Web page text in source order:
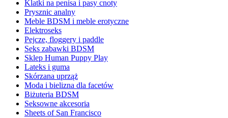
Klatki na penisa i pasy cnoty
Prysznic analny
Meble BDSM i meble erotyczne
Elektroseks
Pejcze, floggery i paddle
Seks zabawki BDSM
Sklep Human Puppy Play
Lateks i guma
Skórzana uprząż
Moda i bielizna dla facetów
Biżuteria BDSM
Seksowne akcesoria
Sheets of San Francisco